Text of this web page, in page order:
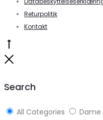
Returpolitik
Kontakt
Search
All Categories Dame